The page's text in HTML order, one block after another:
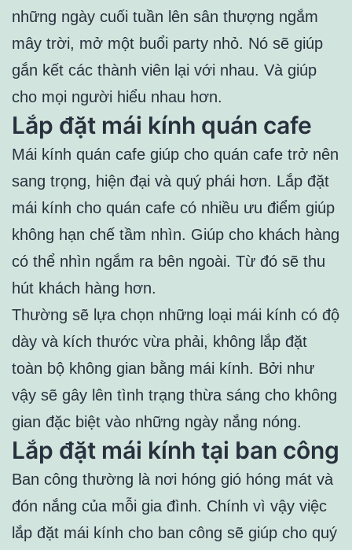
những ngày cuối tuần lên sân thượng ngắm
mây trời, mở một buổi party nhỏ. Nó sẽ giúp
gắn kết các thành viên lại với nhau. Và giúp
cho mọi người hiểu nhau hơn.
Lắp đặt mái kính quán cafe
Mái kính quán cafe giúp cho quán cafe trở nên
sang trọng, hiện đại và quý phái hơn. Lắp đặt
mái kính cho quán cafe có nhiều ưu điểm giúp
không hạn chế tầm nhìn. Giúp cho khách hàng
có thể nhìn ngắm ra bên ngoài. Từ đó sẽ thu
hút khách hàng hơn.
Thường sẽ lựa chọn những loại mái kính có độ
dày và kích thước vừa phải, không lắp đặt
toàn bộ không gian bằng mái kính. Bởi như
vậy sẽ gây lên tình trạng thừa sáng cho không
gian đặc biệt vào những ngày nắng nóng.
Lắp đặt mái kính tại ban công
Ban công thường là nơi hóng gió hóng mát và
đón nắng của mỗi gia đình. Chính vì vậy việc
lắp đặt mái kính cho ban công sẽ giúp cho quý